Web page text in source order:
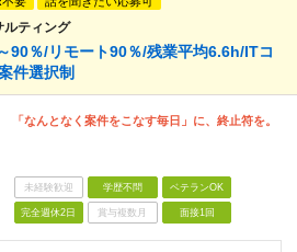
ルティング
90％/リモート90％/残業平均6.6h/ITコ
件選択制
「なんとなく案件をこなす毎日」に、終止符を。
未経験歓迎 学歴不問 ベテランOK
完全週休2日 賞与複数月 面接1回